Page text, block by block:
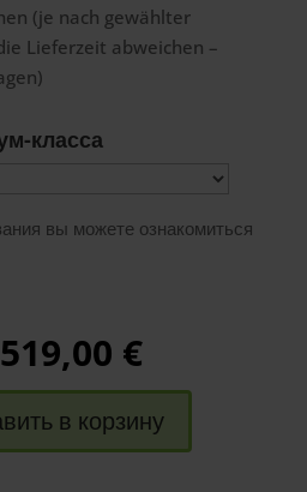
€1.519,00 €.
(je nach gewählter
Lieferzeit abweichen –
класса
вы можете ознакомиться
€
в корзину